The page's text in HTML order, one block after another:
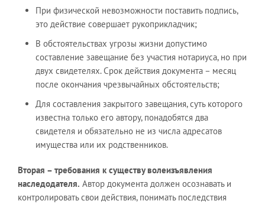
При физической невозможности поставить подпись,
это действие совершает рукоприкладчик;
В обстоятельствах угрозы жизни допустимо
составление завещание без участия нотариуса, но при
двух свидетелях. Срок действия документа – месяц
после окончания чрезвычайных обстоятельств;
Для составления закрытого завещания, суть которого
известна только его автору, понадобятся два
свидетеля и обязательно не из числа адресатов
имущества или их родственников.
Вторая – требования к существу волеизъявления
наследодателя. Автор документа должен осознавать и
контролировать свои действия, понимать последствия